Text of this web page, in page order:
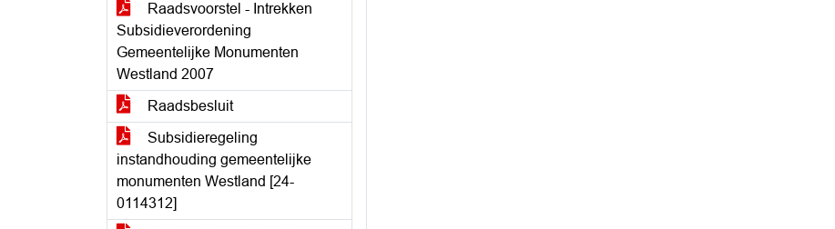
Raadsvoorstel - Intrekken
Subsidieverordening
Gemeentelijke Monumenten
Westland 2007
Raadsbesluit
Subsidieregeling
instandhouding gemeentelijke
monumenten Westland [24-
0114312]